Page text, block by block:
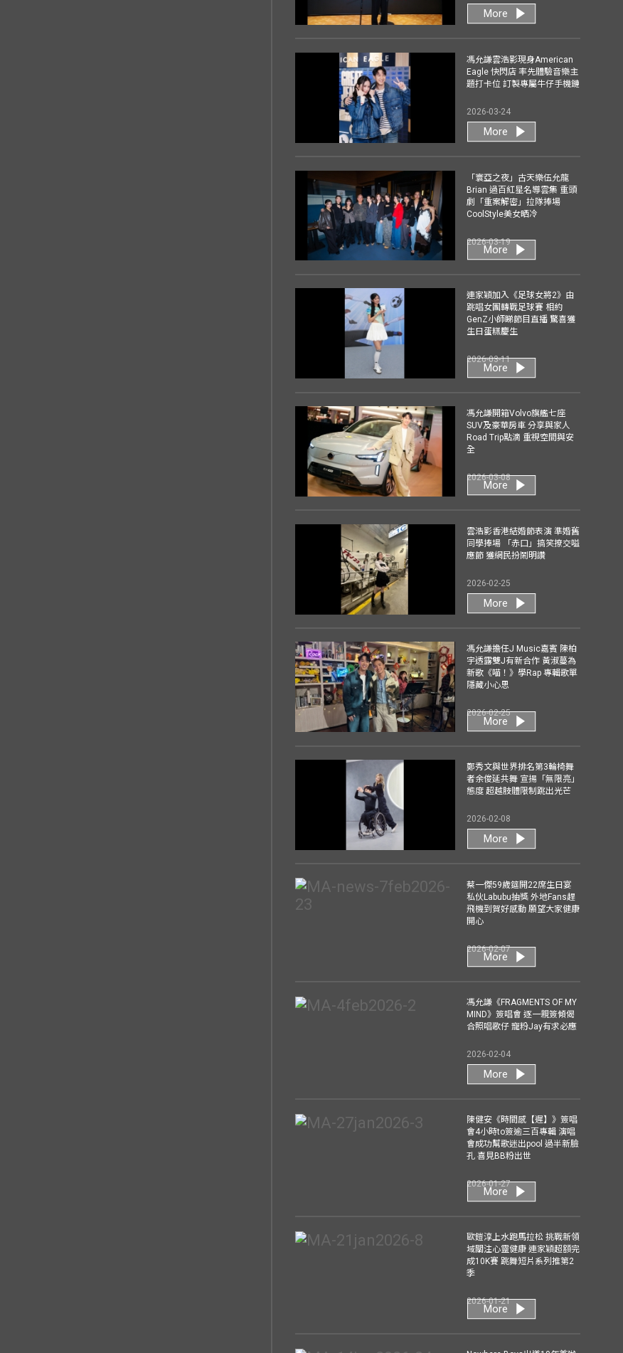
More
馮允謙雲浩影現身American
Eagle 快閃店 率先體驗音樂主
題打卡位 訂製專屬牛仔手機鏈
2026-03-24
More
「寰亞之夜」古天樂伍允龍
Brian 過百紅星名導雲集 重頭
劇「重案解密」拉隊捧場
CoolStyle美女晒冷
2026-03-19
More
連家穎加入《足球女將2》由
跳唱女團轉戰足球賽 相約
GenZ小師睇節目直播 驚喜獲
生日蛋糕慶生
2026-03-11
More
馮允謙開箱Volvo旗艦七座
SUV及豪華房車 分享與家人
Road Trip點滴 重視空間與安
全
2026-03-08
More
雲浩影香港結婚節表演 準婚舊
同學捧場 「赤口」搞笑撩交嗌
應節 獲網民扮鬧明讚
2026-02-25
More
馮允謙擔任J Music嘉賓 陳柏
宇透露雙J有新合作 黃淑蔓為
新歌《喵！》學Rap 專輯歌單
隱藏小心思
2026-02-25
More
鄭秀文與世界排名第3輪椅舞
者余俊延共舞 宣揚「無限亮」
態度 超越肢體限制跳出光芒
2026-02-08
More
蔡一傑59歲筵開22席生日宴
私伙Labubu抽獎 外地Fans趕
飛機到賀好感動 願望大家健康
開心
2026-02-07
More
馮允謙《FRAGMENTS OF MY
MIND》簽唱會 逐一親簽傾偈
合照唱歌仔 寵粉Jay有求必應
2026-02-04
More
陳健安《時間感【遲】》簽唱
會4小時to簽逾三百專輯 演唱
會成功幫歌迷出pool 過半新臉
孔 喜見BB粉出世
2026-01-27
More
歐鎧淳上水跑馬拉松 挑戰新領
域關注心靈健康 連家穎超額完
成10K賽 跳舞短片系列推第2
季
2026-01-21
More